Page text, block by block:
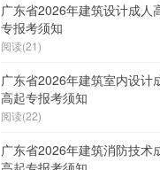
广东省2026年建筑设计成人
专报考须知
阅读(21)
广东省2026年建筑室内设计
高起专报考须知
阅读(22)
广东省2026年建筑消防技术